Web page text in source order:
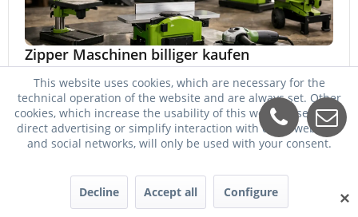
Zipper Maschinen billiger kaufen
Zipper Maschinen billiger kaufen und trotzdem passend
auswählen: So vergleichen Sie Leistung, Ausstattung,
Service und Folgekosten richtig.
24. Mai 2026
✕
This website uses cookies, which are necessary for the
technical operation of the website and are always set. Other
cookies, which increase the usability of this website, serve for
direct advertising or simplify interaction with other websites
and social networks, will only be used with your consent.
Decline Accept all Configure